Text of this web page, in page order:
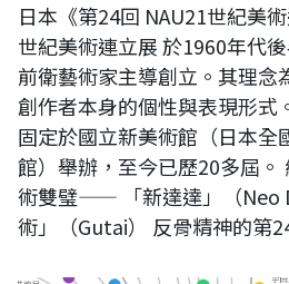
日本《第24回 NAU21世紀美
世紀美術連立展 於1960年代
前衛藝術家主導創立。其理念
創作者本身的個性與表現形式
固定於國立新美術館（日本全
館）舉辦，至今已歷20多屆。
術雙璧—— 「新達達」（Neo
術」（Gutai） 反骨精神的第